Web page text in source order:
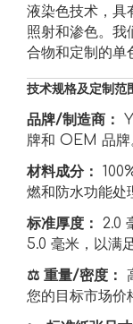
液染色技术，具
照射和渗色。我
合物和定制的单
技术规格及定制范
品牌/制造商：
牌和 OEM 品牌
材料成分：
燃和防水功能处
标准厚度： 2.0
5.0 毫米，以满
⚖️ 重量/密度：
您的目标市场价